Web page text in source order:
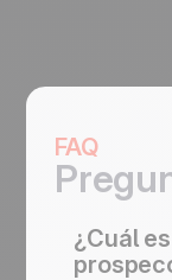
FAQ
¿Cuál